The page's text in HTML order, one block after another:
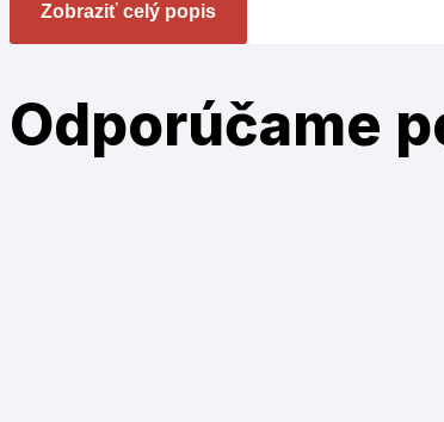
Zobraziť celý popis
Odporúčame